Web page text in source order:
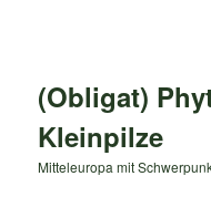
(Obligat)
Kleinpilze
Mitteleuropa mit